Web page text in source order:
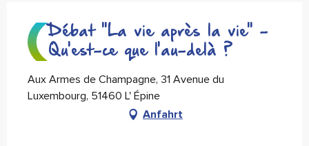
Débat "La vie après la vie" -
Qu'est-ce que l'au-delà ?
Aux Armes de Champagne, 31 Avenue du
Luxembourg, 51460 L' Épine
Anfahrt